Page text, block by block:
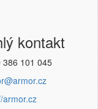
kontakt
386 101 045
armor.cz